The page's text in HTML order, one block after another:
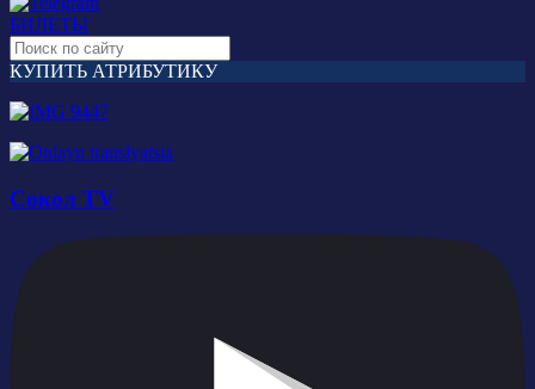
БИЛЕТЫ
КУПИТЬ АТРИБУТИКУ
Сокол TV